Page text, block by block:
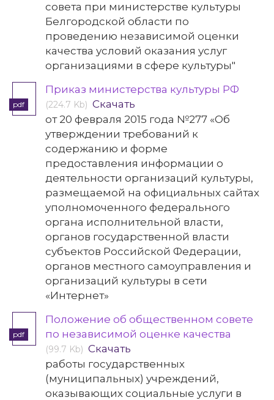
совета при министерстве культуры
Белгородской области по
проведению независимой оценки
качества условий оказания услуг
организациями в сфере культуры"
pdf
Приказ министерства культуры РФ
(224.7 Kb) Скачать
от 20 февраля 2015 года №277 «Об
утверждении требований к
содержанию и форме
предоставления информации о
деятельности организаций культуры,
размещаемой на официальных сайтах
уполномоченного федерального
органа исполнительной власти,
органов государственной власти
субъектов Российской Федерации,
органов местного самоуправления и
организаций культуры в сети
«Интернет»
pdf
Положение об общественном совете
по независимой оценке качества
(99.7 Kb) Скачать
работы государственных
(муниципальных) учреждений,
оказывающих социальные услуги в